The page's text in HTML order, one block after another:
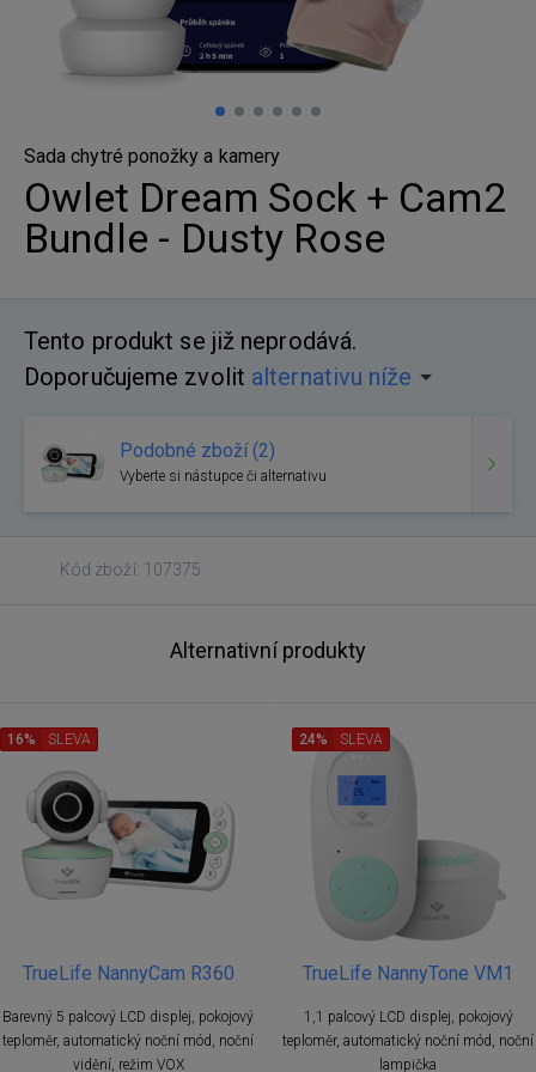
Sada chytré ponožky a kamery
Owlet Dream Sock + Cam2
Bundle - Dusty Rose
Tento produkt se již neprodává.
Doporučujeme zvolit alternativu níže
Podobné zboží (2)
Vyberte si nástupce či alternativu
Kód zboží: 107375
Alternativní produkty
TrueLife NannyCam R360
Barevný 5 palcový LCD displej, pokojový
teploměr, automatický noční mód, noční
vidění, režim VOX
16% SLEVA
TrueLife NannyTone VM1
1,1 palcový LCD displej, pokojový
teploměr, automatický noční mód, noční
lampička
24% SLEVA